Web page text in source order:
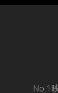
No.1